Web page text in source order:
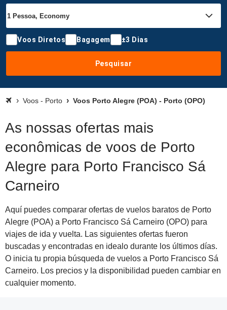
Voos Diretos Bagagem ±3 Dias
Pesquisar
Voos - Porto Voos Porto Alegre (POA) - Porto (OPO)
As nossas ofertas mais
econômicas de voos de Porto
Alegre para Porto Francisco Sá
Carneiro
Aquí puedes comparar ofertas de vuelos baratos de Porto
Alegre (POA) a Porto Francisco Sá Carneiro (OPO) para
viajes de ida y vuelta. Las siguientes ofertas fueron
buscadas y encontradas en idealo durante los últimos días.
O inicia tu propia búsqueda de vuelos a Porto Francisco Sá
Carneiro. Los precios y la disponibilidad pueden cambiar en
cualquier momento.